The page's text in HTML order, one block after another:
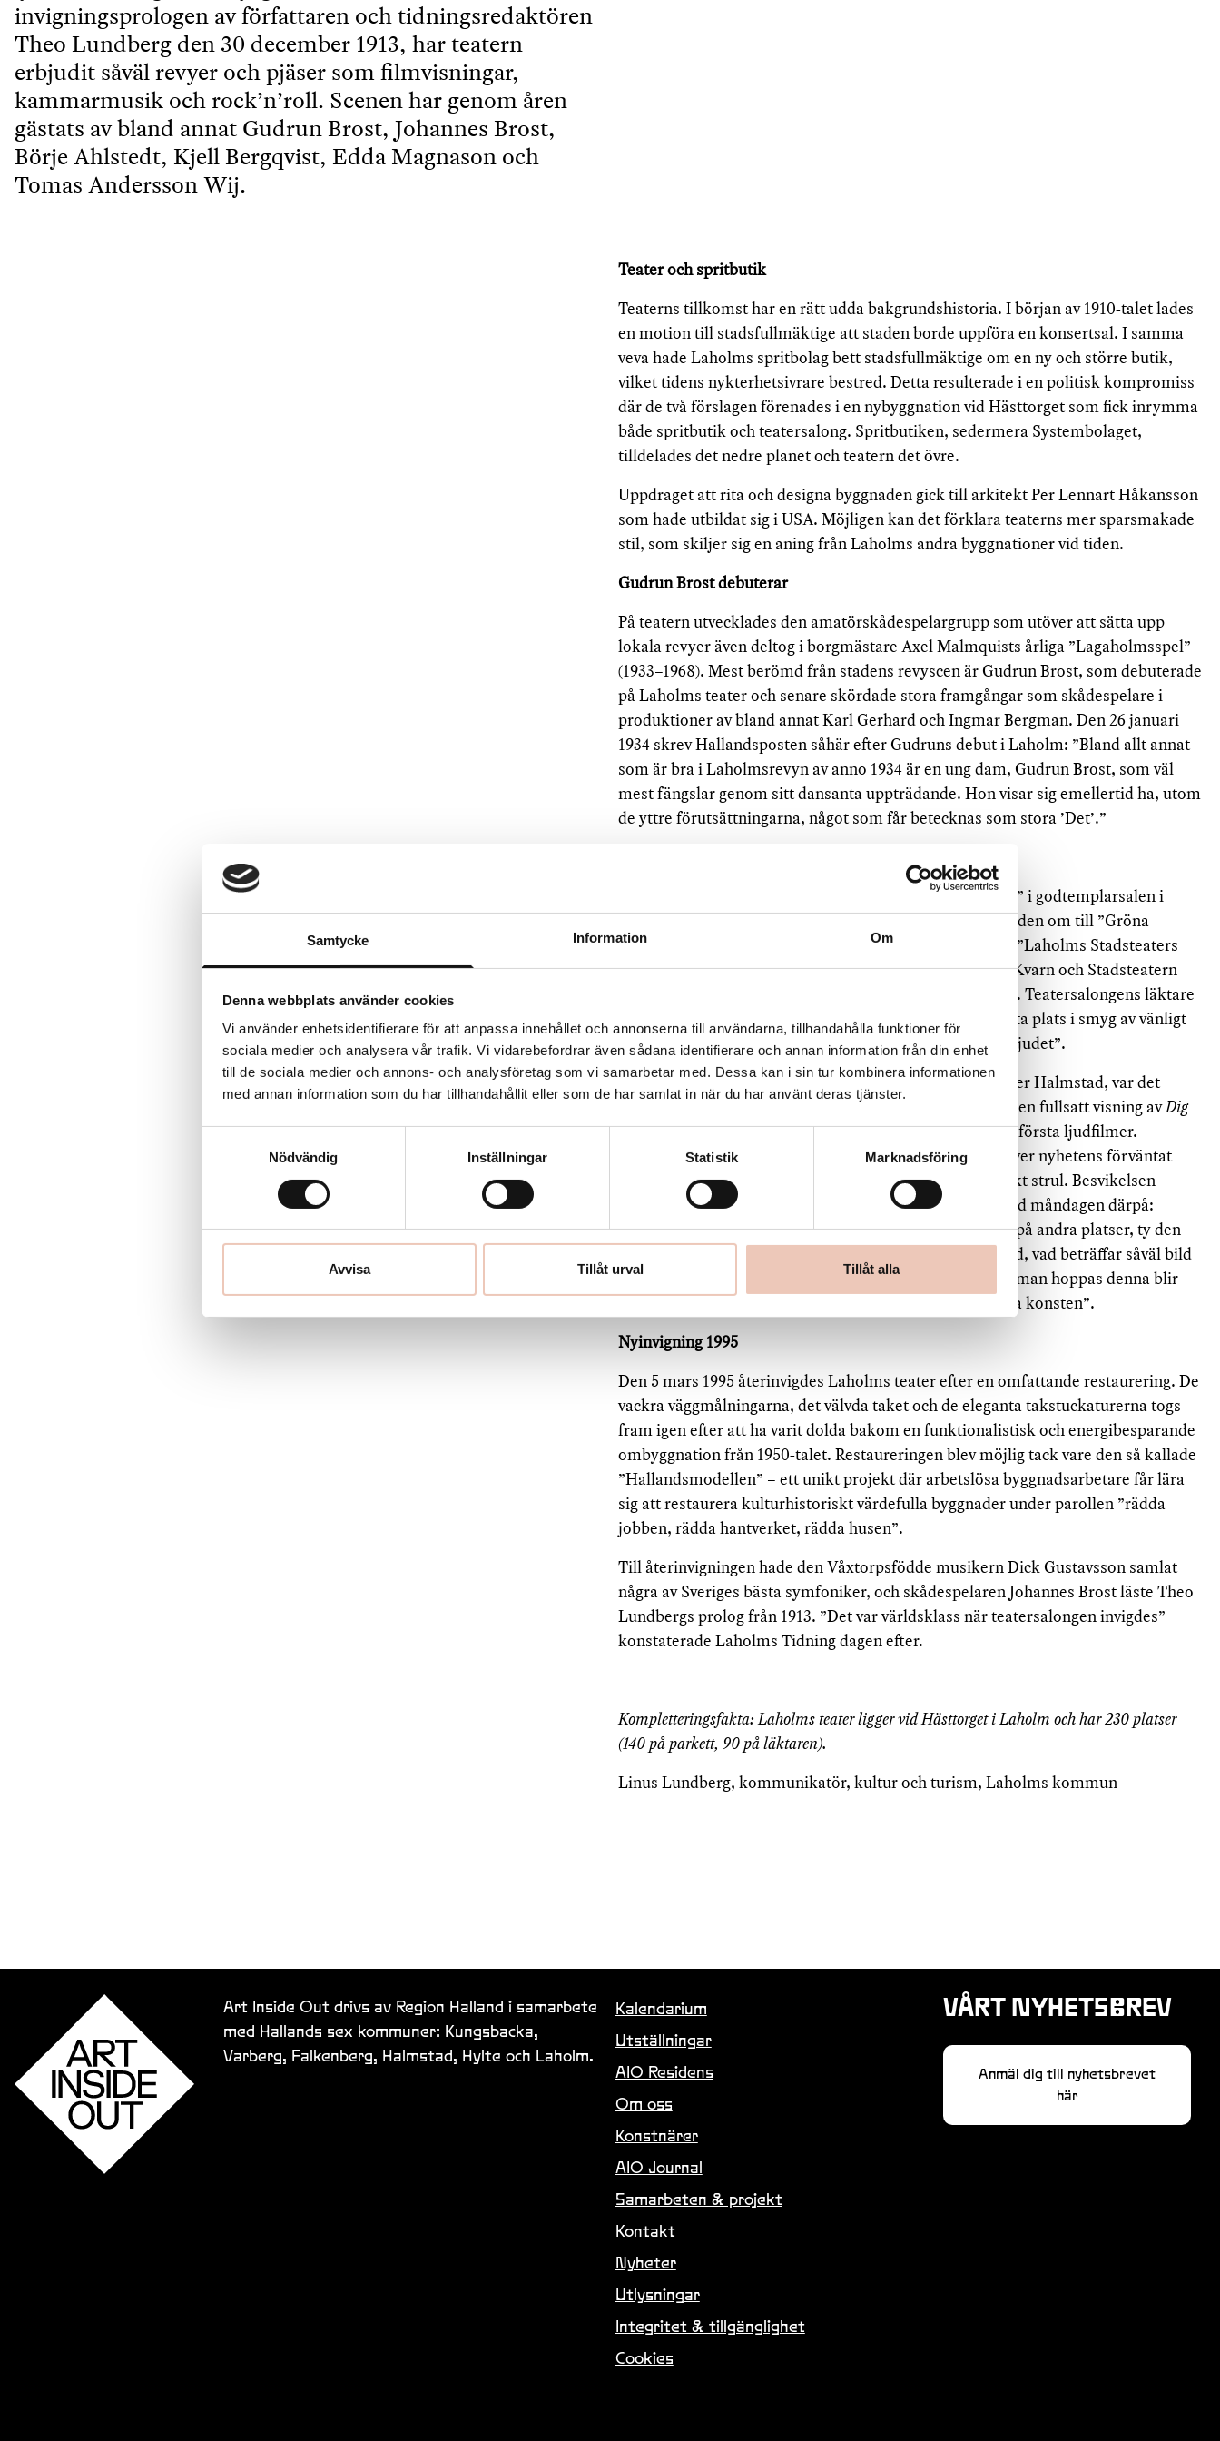
Samtycke Information Om
Denna webbplats använder cookies
Vi använder enhetsidentifierare för att anpassa innehållet och annonserna till användarna, tillhandahålla funktioner för
sociala medier och analysera vår trafik. Vi vidarebefordrar även sådana identifierare och annan information från din enhet
till de sociala medier och annons- och analysföretag som vi samarbetar med. Dessa kan i sin tur kombinera informationen
med annan information som du har tillhandahållit eller som de har samlat in när du har använt deras tjänster.
Nödvändig
Inställningar Statistik Marknadsföring
Avvisa Tillåt urval Tillåt alla
invigningsprologen av författaren och tidningsredaktören
Theo Lundberg den 30 december 1913, har teatern
erbjudit såväl revyer och pjäser som filmvisningar,
kammarmusik och rock’n’roll. Scenen har genom åren
gästats av bland annat Gudrun Brost, Johannes Brost,
Börje Ahlstedt, Kjell Bergqvist, Edda Magnason och
Tomas Andersson Wij.
Teater och spritbutik
Teaterns tillkomst har en rätt udda bakgrundshistoria. I början av 1910-talet lades
en motion till stadsfullmäktige att staden borde uppföra en konsertsal. I samma
veva hade Laholms spritbolag bett stadsfullmäktige om en ny och större butik,
vilket tidens nykterhetsivrare bestred. Detta resulterade i en politisk kompromiss
där de två förslagen förenades i en nybyggnation vid Hästtorget som fick inrymma
både spritbutik och teatersalong. Spritbutiken, sedermera Systembolaget,
tilldelades det nedre planet och teatern det övre.
Uppdraget att rita och designa byggnaden gick till arkitekt Per Lennart Håkansson
som hade utbildat sig i USA. Möjligen kan det förklara teaterns mer sparsmakade
stil, som skiljer sig en aning från Laholms andra byggnationer vid tiden.
Gudrun Brost debuterar
På teatern utvecklades den amatörskådespelargrupp som utöver att sätta upp
lokala revyer även deltog i borgmästare Axel Malmquists årliga ”Lagaholmsspel”
(1933–1968). Mest berömd från stadens revyscen är Gudrun Brost, som debuterade
på Laholms teater och senare skördade stora framgångar som skådespelare i
produktioner av bland annat Karl Gerhard och Ingmar Bergman. Den 26 januari
1934 skrev Hallandsposten såhär efter Gudruns debut i Laholm: ”Bland allt annat
som är bra i Laholmsrevyn av anno 1934 är en ung dam, Gudrun Brost, som väl
mest fängslar genom sitt dansanta uppträdande. Hon visar sig emellertid ha, utom
de yttre förutsättningarna, något som får betecknas som stora ’Det’.”
Den 16 september 1915 öppnade ”Laholms Biografteater” i godtemplarsalen i
Gamleby, Laholms äldsta stadsdel. Tre år senare döptes den om till ”Gröna
Kvarn”, möjligen för att tydligt skilja verksamheten från ”Laholms Stadsteaters
Biograf” som startade upp 1915 i teatersalongen. Gröna Kvarn och Stadsteatern
konkurrerade om den lokala filmpubliken under lång tid. Teatersalongens läktare
kom att bli en konkurrensfördel, där minderåriga tilläts ta plats i smyg av vänligt
sinnade biljettkontrollanter, trots märkningen ”barnförbjudet”.
Lördagen den 22 november 1930, nästan tio månader efter Halmstad, var det
ljudfilmspremiär i Laholm. Stadsteatern hann först med en fullsatt visning avDig
har jag kär(Dich hab ich geliebt) från 1929, en av Tysklands första ljudfilmer.
Händelsen fick några mindre notiser i lokalpressen. Utöver nyhetens förväntat
falnande behag omgärdades premiärvisningen av tekniskt strul. Besvikelsen
kanaliserades av signaturen »Petit» i tidningen Sydhalland måndagen därpå:
”Filmen har tydligen omfattats med stark kärlek av folk på andra platser, ty den
kopia vi fingo se och höra här var mer än lovligt skamfilad, vad beträffar såväl bild
som ljud. Skall det bli mera ljudfilm i fortsättningen, får man hoppas denna blir
bättre. Annars nöja vi oss mer än gärna med den stumma konsten”.
Nyinvigning 1995
Den 5 mars 1995 återinvigdes Laholms teater efter en omfattande restaurering. De
vackra väggmålningarna, det välvda taket och de eleganta takstuckaturerna togs
fram igen efter att ha varit dolda bakom en funktionalistisk och energibesparande
ombyggnation från 1950-talet. Restaureringen blev möjlig tack vare den så kallade
”Hallandsmodellen” – ett unikt projekt där arbetslösa byggnadsarbetare får lära
sig att restaurera kulturhistoriskt värdefulla byggnader under parollen ”rädda
jobben, rädda hantverket, rädda husen”.
Till återinvigningen hade den Våxtorpsfödde musikern Dick Gustavsson samlat
några av Sveriges bästa symfoniker, och skådespelaren Johannes Brost läste Theo
Lundbergs prolog från 1913. ”Det var världsklass när teatersalongen invigdes”
konstaterade Laholms Tidning dagen efter.
Kompletteringsfakta: Laholms teater ligger vid Hästtorget i Laholm och har 230 platser
(140 på parkett, 90 på läktaren).
Linus Lundberg, kommunikatör, kultur och turism, Laholms kommun
Art Inside Out drivs av Region Halland i samarbete
med Hallands sex kommuner: Kungsbacka,
Varberg, Falkenberg, Halmstad, Hylte och Laholm.
VÅRT NYHETSBREV
Anmäl dig till nyhetsbrevet
här
Kalendarium
Utställningar
AIO Residens
Om oss
Konstnärer
AIO Journal
Samarbeten & projekt
Kontakt
Nyheter
Utlysningar
Integritet & tillgänglighet
Cookies